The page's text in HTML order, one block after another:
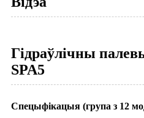
Гідраўлічны
SPA5
Спецыфікацыя (група з 12